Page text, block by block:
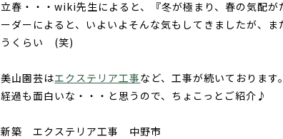
立春・・・wiki先生によると、『冬が極まり、春の気
ーダーによると、いよいよそんな気もしてきましたが、
うくらい (笑)
美山園芸はエクステリア工事など、工事が続いておりま
経過も面白いな・・・と思うので、ちょこっとご紹介♪
新築 エクステリア工事 中野市